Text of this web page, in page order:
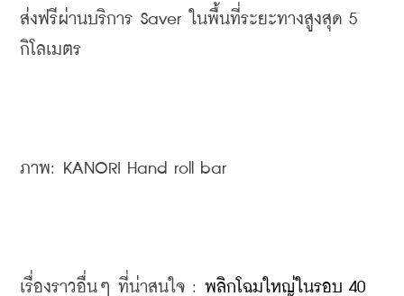
ส่งฟรีผ่านบริการ Saver ในพื้นที่ระยะทางสูงสุด 5
กิโลเมตร
ภาพ: KANORI Hand roll bar
เรื่องราวอื่นๆ ที่น่าสนใจ : พลิกโฉมใหญ่ในรอบ 40